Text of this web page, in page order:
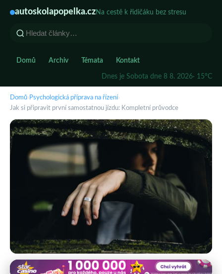
autoskolapopelka.czNa cestě k řidičáku bez stresu
Domů Archiv Témata Kontakt
Dnes je Sobota dne 8 8. 2026· 15°C
Domů› Psychologická příprava na řízení›
Jak si připravit první samostatnou jízdu: Kompletní průvodce
Psychologická příprava na řízení